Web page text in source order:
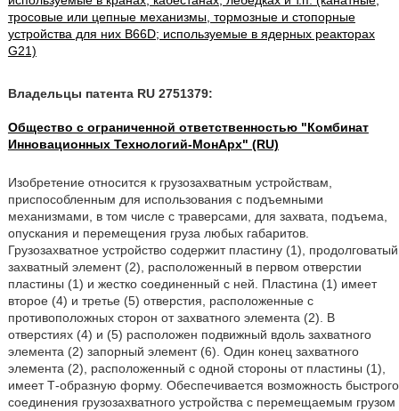
тросовые или цепные механизмы, тормозные и стопорные
устройства для них B66D; используемые в ядерных реакторах
G21)
Владельцы патента RU 2751379:
Общество с ограниченной ответственностью "Комбинат
Инновационных Технологий-МонАрх" (RU)
Изобретение относится к грузозахватным устройствам,
приспособленным для использования с подъемными
механизмами, в том числе с траверсами, для захвата, подъема,
опускания и перемещения груза любых габаритов.
Грузозахватное устройство содержит пластину (1), продолговатый
захватный элемент (2), расположенный в первом отверстии
пластины (1) и жестко соединенный с ней. Пластина (1) имеет
второе (4) и третье (5) отверстия, расположенные с
противоположных сторон от захватного элемента (2). В
отверстиях (4) и (5) расположен подвижный вдоль захватного
элемента (2) запорный элемент (6). Один конец захватного
элемента (2), расположенный с одной стороны от пластины (1),
имеет Т-образную форму. Обеспечивается возможность быстрого
соединения грузозахватного устройства с перемещаемым грузом